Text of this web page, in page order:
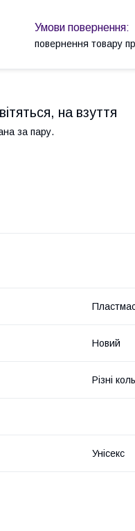
повернення товару
на взуття
за пару.
Новий
Різні
Унісекс